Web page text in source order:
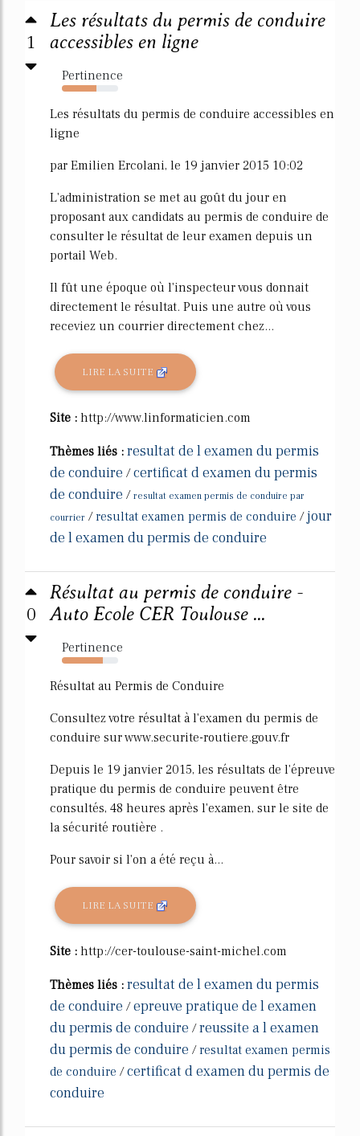
1
Les résultats du permis de conduire
accessibles en ligne
Pertinence
62%
Les résultats du permis de conduire accessibles en
ligne
par Emilien Ercolani, le 19 janvier 2015 10:02
L'administration se met au goût du jour en
proposant aux candidats au permis de conduire de
consulter le résultat de leur examen depuis un
portail Web.
Il fût une époque où l'inspecteur vous donnait
directement le résultat. Puis une autre où vous
receviez un courrier directement chez...
LIRE LA SUITE
Site : http://www.linformaticien.com
Thèmes liés : resultat de l examen du permis
de conduire /certificat d examen du permis
de conduire / resultat examen permis de conduire par
courrier /resultat examen permis de conduire /jour
de l examen du permis de conduire
0
Résultat au permis de conduire -
Auto Ecole CER Toulouse ...
Pertinence
73%
Résultat au Permis de Conduire
Consultez votre résultat à l'examen du permis de
conduire sur www.securite-routiere.gouv.fr
Depuis le 19 janvier 2015, les résultats de l'épreuve
pratique du permis de conduire peuvent être
consultés, 48 heures après l'examen, sur le site de
la sécurité routière .
Pour savoir si l'on a été reçu à...
LIRE LA SUITE
Site : http://cer-toulouse-saint-michel.com
Thèmes liés : resultat de l examen du permis
de conduire /epreuve pratique de l examen
du permis de conduire /reussite a l examen
du permis de conduire /resultat examen permis
de conduire /certificat d examen du permis de
conduire